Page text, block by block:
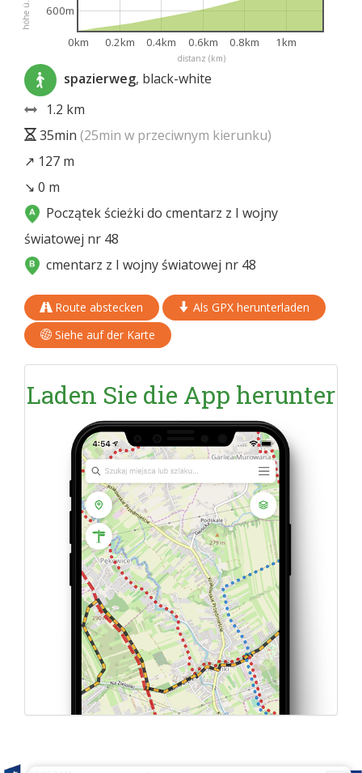
distanz (km)
0km 0.2km 0.4km 0.6km 0.8km 1km
600m
spazierweg, black-white
1.2 km
35min (25min w przeciwnym kierunku)
↗ 127 m
↘ 0 m
Początek ścieżki do cmentarz z I wojny
światowej nr 48
cmentarz z I wojny światowej nr 48
Route abstecken
Als GPX herunterladen
Siehe auf der Karte
Laden Sie die App herunter